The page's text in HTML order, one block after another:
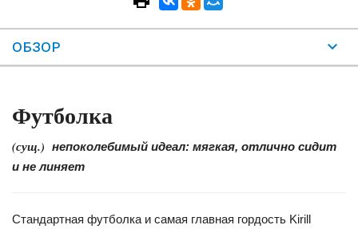
ОБЗОР
Футболка
(сущ.) непоколебимый идеал: мягкая, отлично сидит
и не линяет
Стандартная футболка и самая главная гордость Kirill